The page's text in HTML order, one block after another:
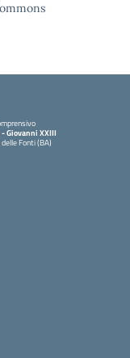
Giovanni XXIII
Fonti (BA)
pagina iniziale della scuola